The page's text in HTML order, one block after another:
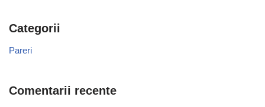
Categorii
Pareri
Comentarii recente